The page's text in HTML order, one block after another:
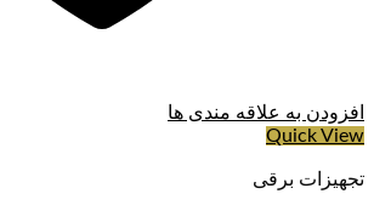
افزودن به علاقه مندی ها
Quick View
تجهیزات برقی